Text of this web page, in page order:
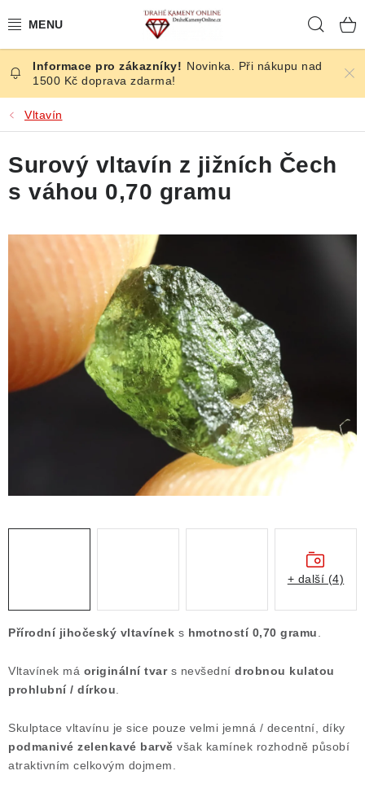
na
ČESKÉ KAMENY
ŠPERKY
KAMENY ZE SVĚTA
BROUŠENÉ
SLEVY
ÚČINKY
KRYSTALY
Výkup minerálů a drahých kamenů
Formulář pro odstoupení od smlouvy
Poučení o právu na odstoupení od smlouvy
Novinka. Při nákupu nad
1500 Kč doprava zdarma!
Vltavín
Přírodní jihočeský vltavínek s hmotností 0,70 gramu
Vltavínek má originální tvars nevšední drobnou kulatou
prohlubní / dírkou
Skulptace vltavínu je sice pouze velmi jemná / decentní, díky
podmanivé zelenkavé barvě však kamínek rozhodně působí
atraktivním celkovým dojmem.
Surový vltavín z jižních Čech
s váhou 0,70 gramu
+ další (4)